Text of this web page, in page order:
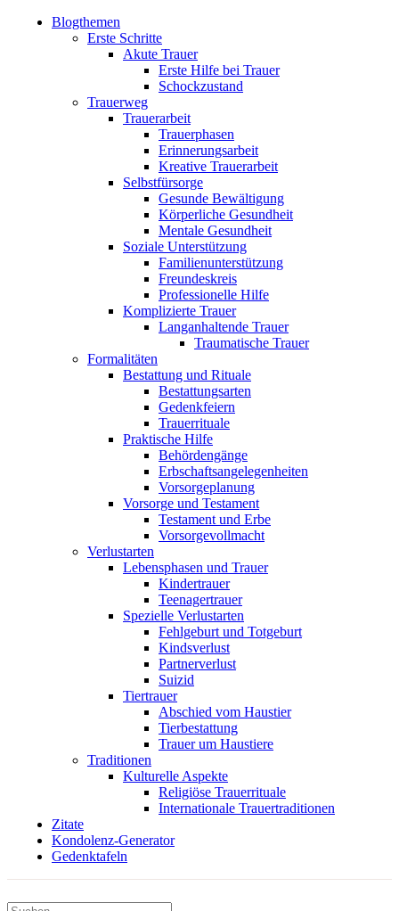
Blogthemen
Erste Schritte
Akute Trauer
Erste Hilfe bei Trauer
Schockzustand
Trauerweg
Trauerarbeit
Trauerphasen
Erinnerungsarbeit
Kreative Trauerarbeit
Selbstfürsorge
Gesunde Bewältigung
Körperliche Gesundheit
Mentale Gesundheit
Soziale Unterstützung
Familienunterstützung
Freundeskreis
Professionelle Hilfe
Komplizierte Trauer
Langanhaltende Trauer
Traumatische Trauer
Formalitäten
Bestattung und Rituale
Bestattungsarten
Gedenkfeiern
Trauerrituale
Praktische Hilfe
Behördengänge
Erbschaftsangelegenheiten
Vorsorgeplanung
Vorsorge und Testament
Testament und Erbe
Vorsorgevollmacht
Verlustarten
Lebensphasen und Trauer
Kindertrauer
Teenagertrauer
Spezielle Verlustarten
Fehlgeburt und Totgeburt
Kindsverlust
Partnerverlust
Suizid
Tiertrauer
Abschied vom Haustier
Tierbestattung
Trauer um Haustiere
Traditionen
Kulturelle Aspekte
Religiöse Trauerrituale
Internationale Trauertraditionen
Zitate
Kondolenz-Generator
Gedenktafeln